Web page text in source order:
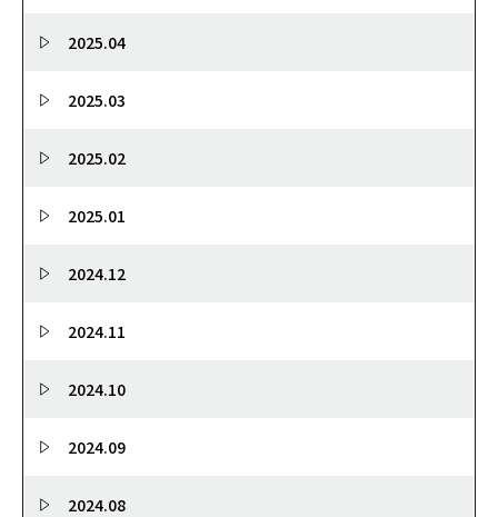
2025.04
2025.03
2025.02
2025.01
2024.12
2024.11
2024.10
2024.09
2024.08